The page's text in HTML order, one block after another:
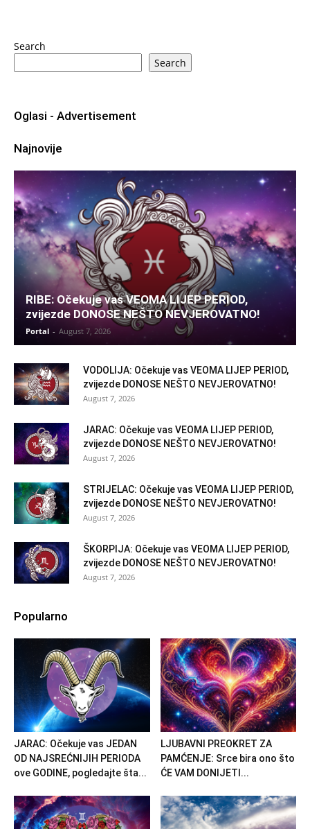
Search
Search
Oglasi - Advertisement
Najnovije
RIBE: Očekuje vas VEOMA LIJEP PERIOD,
zvijezde DONOSE NEŠTO NEVJEROVATNO!
Portal - August 7, 2026
VODOLIJA: Očekuje vas VEOMA LIJEP PERIOD,
zvijezde DONOSE NEŠTO NEVJEROVATNO!
August 7, 2026
JARAC: Očekuje vas VEOMA LIJEP PERIOD,
zvijezde DONOSE NEŠTO NEVJEROVATNO!
August 7, 2026
STRIJELAC: Očekuje vas VEOMA LIJEP PERIOD,
zvijezde DONOSE NEŠTO NEVJEROVATNO!
August 7, 2026
ŠKORPIJA: Očekuje vas VEOMA LIJEP PERIOD,
zvijezde DONOSE NEŠTO NEVJEROVATNO!
August 7, 2026
Popularno
JARAC: Očekuje vas JEDAN
OD NAJSREĆNIJIH PERIODA
ove GODINE, pogledajte šta...
LJUBAVNI PREOKRET ZA
PAMĆENJE: Srce bira ono što
ĆE VAM DONIJETI...